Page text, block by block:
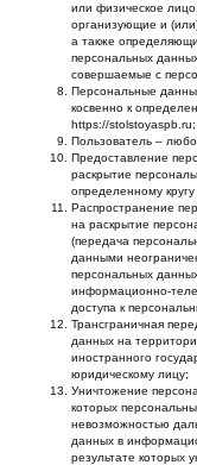
или физическое
организующие и
а также
персональных
совершаемые с
Персональные
косвенно к
https://stolstoyaspb.ru;
Пользователь –
Предоставление
раскрытие
определенному
Распространение
на раскрытие
(передача
данными
персональных
информационно-
доступа к
Трансграничная
данных на
иностранного
юридическому лицу;
Уничтожение
которых
невозможностью
данных в
результате которых